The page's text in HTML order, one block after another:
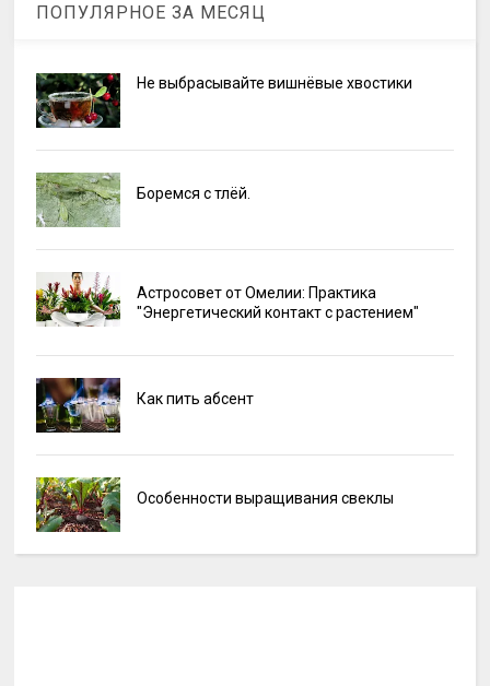
ПОПУЛЯРНОЕ ЗА МЕСЯЦ
Не выбрасывайте вишнёвые хвостики
Боремся с тлёй.
Астросовет от Омелии: Практика
"Энергетический контакт с растением"
Как пить абсент
Особенности выращивания свеклы